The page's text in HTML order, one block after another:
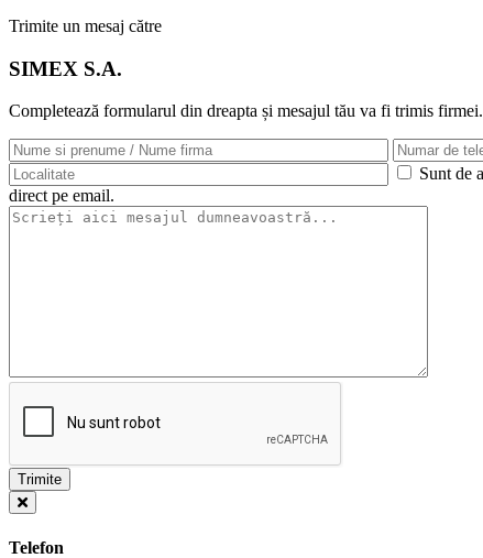
Trimite un mesaj către
SIMEX S.A.
Completează formularul din dreapta și mesajul tău va fi trimis
Sunt de
direct pe email.
Telefon